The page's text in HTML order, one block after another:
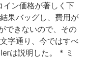
イン価格が著しく下
果バッグし、費用が
できないので、その
字通り、今ではすべ
は説明した。 * ミ